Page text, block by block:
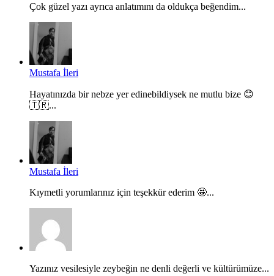
Çok güzel yazı ayrıca anlatımını da oldukça beğendim...
Mustafa İleri
Hayatınızda bir nebze yer edinebildiysek ne mutlu bize 😊
🇹🇷...
Mustafa İleri
Kıymetli yorumlarınız için teşekkür ederim 🤩...
Yazınız vesilesiyle zeybeğin ne denli değerli ve kültürümüze...